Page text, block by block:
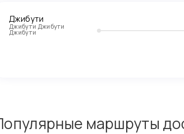
Джибути
Джибути Джибути
Джибути
маршруты